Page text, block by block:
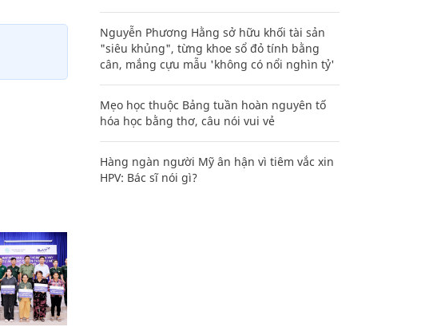
Nguyễn Phương Hằng sở hữu khối tài sản
"siêu khủng", từng khoe sổ đỏ tính bằng
cân, mắng cựu mẫu 'không có nổi nghìn tỷ'
Mẹo học thuộc Bảng tuần hoàn nguyên tố
hóa học bằng thơ, câu nói vui vẻ
Hàng ngàn người Mỹ ân hận vì tiêm vắc xin
HPV: Bác sĩ nói gì?